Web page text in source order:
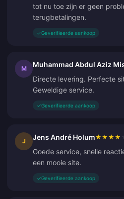
tot nu toe zijn er geen
terugbetalingen.
✓Geverifieerde aankoop
M Muhammad Abdul Aziz
Directe levering. Perfecte
Geweldige service.
✓Geverifieerde aankoop
J Jens André Holum★ ★ ★ ★
Goede service, snelle
een mooie site.
✓Geverifieerde aankoop